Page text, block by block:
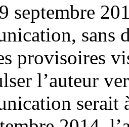
septembre
sans
provisoires
l’auteur
serait